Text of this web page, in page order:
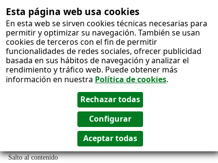
Esta página web usa cookies
En esta web se sirven cookies técnicas necesarias para
permitir y optimizar su navegación. También se usan
cookies de terceros con el fin de permitir
funcionalidades de redes sociales, ofrecer publicidad
basada en sus hábitos de navegación y analizar el
rendimiento y tráfico web. Puede obtener más
información en nuestra Política de cookies.
Salto al contenido